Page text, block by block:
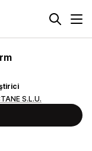
S.L.U.